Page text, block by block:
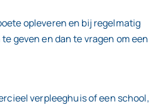
opleveren en bij regelmatig
geven en dan te vragen om een
verpleeghuis of een school,